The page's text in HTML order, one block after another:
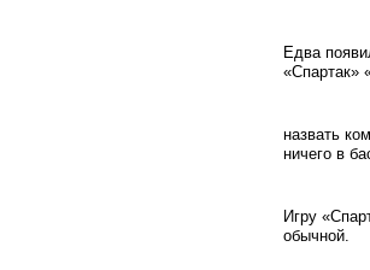
Едва
«Спартак»
назвать
ничего в
Игру
обычной.